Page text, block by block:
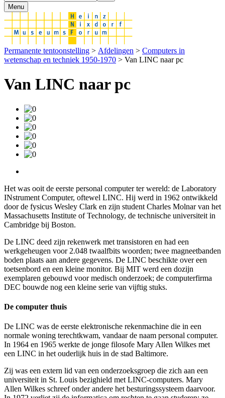
Menu
Permanente tentoonstelling > Afdelingen > Computers in
wetenschap en techniek 1950-1970 > Van LINC naar pc
Van LINC naar pc
Het was ooit de eerste personal computer ter wereld: de Laboratory
INstrument Computer, oftewel LINC. Hij werd in 1962 ontwikkeld
door de fysicus Wesley Clark en zijn student Charles Molnar van het
Massachusetts Institute of Technology, de technische universiteit in
Cambridge bij Boston.
De LINC deed zijn rekenwerk met transistoren en had een
werkgeheugen voor 2.048 twaalfbits woorden; twee magneetbanden
boden plaats aan andere gegevens. De LINC beschikte over een
toetsenbord en een kleine monitor. Bij MIT werd een dozijn
exemplaren gebouwd voor medisch onderzoek; de computerfirma
DEC bouwde nog een kleine serie van vijftig stuks.
De computer thuis
De LINC was de eerste elektronische rekenmachine die in een
normale woning terechtkwam, vandaar de naam personal computer.
In 1964 en 1965 werkte de jonge filosofe Mary Allen Wilkes met
een LINC in het ouderlijk huis in de stad Baltimore.
Zij was een extern lid van een onderzoeksgroep die zich aan een
universiteit in St. Louis bezighield met LINC-computers. Mary
Allen Wilkes schreef onder andere het besturingssysteem daarvoor.